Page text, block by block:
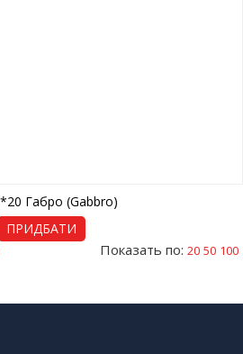
ПРИДБАТИ
Габро (Gabbro)
Показать по: 20 50 100